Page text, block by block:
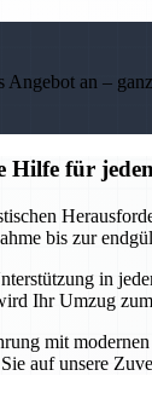
Angebot an –
Hilfe für
bis zur
in
Ihr Umzug
mit
auf unsere